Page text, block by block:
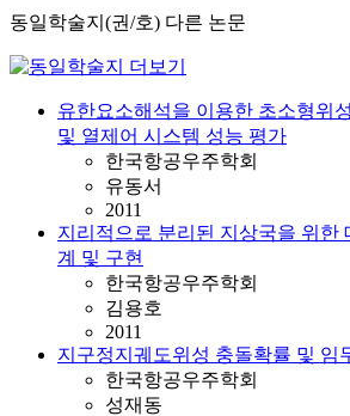
동일학술지(권/호) 다른 논문
유한요소해석을 이용한 초소형위
및 열제어 시스템 성능 평가
한국항공우주학회
유동서
2011
지리적으로 분리된 지상국을 위한
계 및 구현
한국항공우주학회
김용호
2011
지구정지궤도위성 충돌확률 및 임
한국항공우주학회
성재동